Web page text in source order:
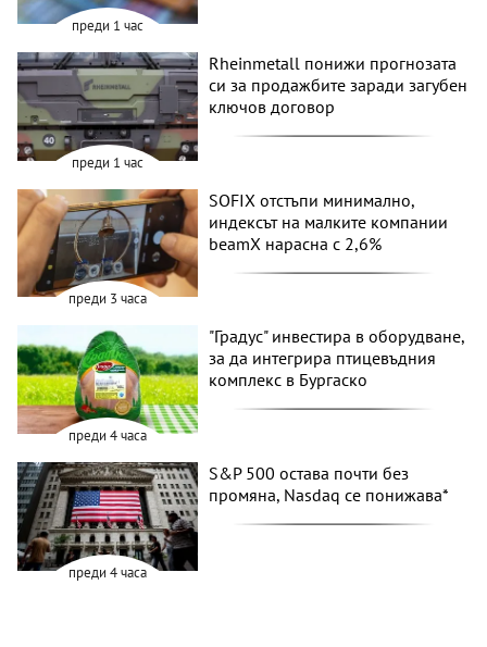
преди 1 час
преди 1 час
Rheinmetall понижи прогнозата
си за продажбите заради загубен
ключов договор
преди 3 часа
SOFIX отстъпи минимално,
индексът на малките компании
beamX нарасна с 2,6%
преди 4 часа
"Градус" инвестира в оборудване,
за да интегрира птицевъдния
комплекс в Бургаско
преди 4 часа
S&P 500 остава почти без
промяна, Nasdaq се понижава*